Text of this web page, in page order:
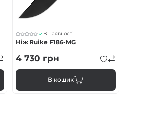
В наявності
Ніж Ruike F186-MG
4 730 грн
В кошик